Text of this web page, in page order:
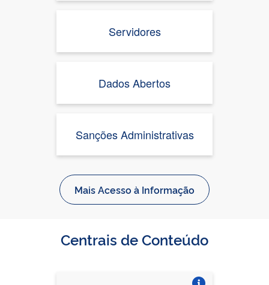
Servidores
Dados Abertos
Sanções Administrativas
Mais Acesso à Informação
Centrais de Conteúdo